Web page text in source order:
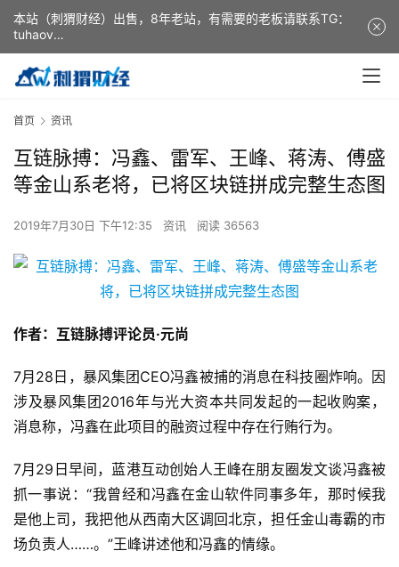
首页 资讯
互链脉搏：冯鑫、雷军、王峰、蒋涛、傅盛
等金山系老将，已将区块链拼成完整生态图
2019年7月30日 下午12:35 资讯 阅读 36563
作者：互链脉搏评论员·元尚
7月28日，暴风集团CEO冯鑫被捕的消息在科技圈炸响。因
涉及暴风集团2016年与光大资本共同发起的一起收购案，
消息称，冯鑫在此项目的融资过程中存在行贿行为。
7月29日早间，蓝港互动创始人王峰在朋友圈发文谈冯鑫被
抓一事说：“我曾经和冯鑫在金山软件同事多年，那时候我
是他上司，我把他从西南大区调回北京，担任金山毒霸的市
场负责人……。”王峰讲述他和冯鑫的情缘。
本站（刺猬财经）出售，8年老站，有需要的老板请联系TG：
tuhaov
This website (ciweicaijing) is for sale. It is a 8-year-old
website. If you need it, please contact TG: tuhaov